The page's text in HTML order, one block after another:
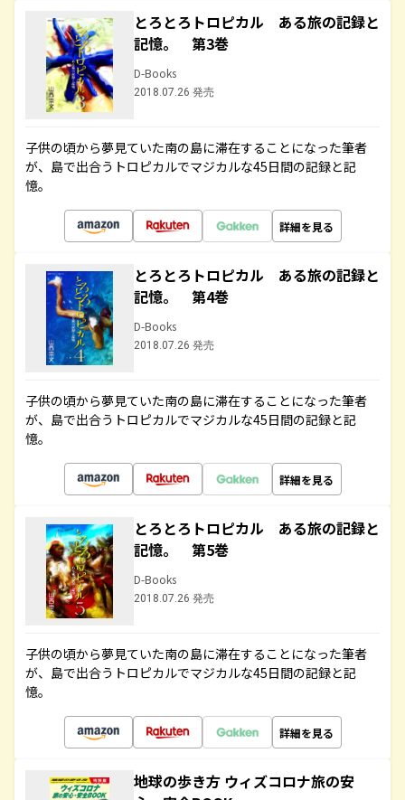
とろとろトロピカル ある旅の記録と
記憶。 第3巻
D-Books
2018.07.26 発売
子供の頃から夢見ていた南の島に滞在することになった筆者
が、島で出合うトロピカルでマジカルな45日間の記録と記
憶。
詳細を見る
とろとろトロピカル ある旅の記録と
記憶。 第4巻
D-Books
2018.07.26 発売
子供の頃から夢見ていた南の島に滞在することになった筆者
が、島で出合うトロピカルでマジカルな45日間の記録と記
憶。
詳細を見る
とろとろトロピカル ある旅の記録と
記憶。 第5巻
D-Books
2018.07.26 発売
子供の頃から夢見ていた南の島に滞在することになった筆者
が、島で出合うトロピカルでマジカルな45日間の記録と記
憶。
詳細を見る
地球の歩き方 ウィズコロナ旅の安